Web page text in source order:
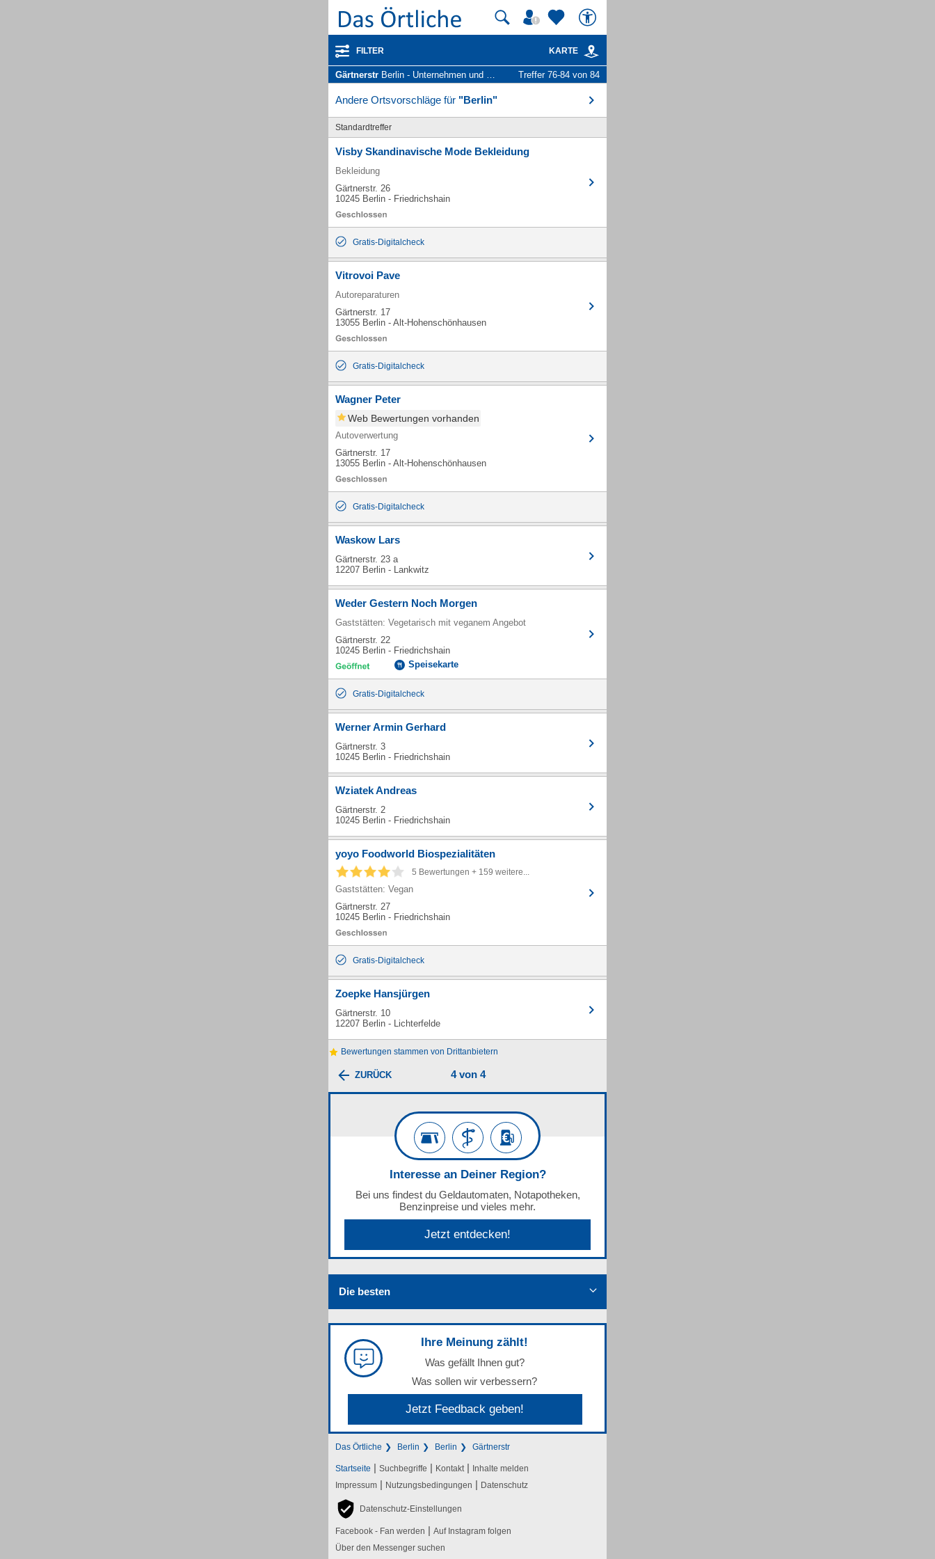
FILTER KARTE
Gärtnerstr Berlin - Unternehmen und Personen Treffer 76-84 von 84
Andere Ortsvorschläge für "Berlin"
Standardtreffer
Visby Skandinavische Mode Bekleidung
Bekleidung
Gärtnerstr. 26
10245 Berlin - Friedrichshain
Gratis-Digitalcheck
Vitrovoi Pave
Autoreparaturen
Gärtnerstr. 17
13055 Berlin - Alt-Hohenschönhausen
Gratis-Digitalcheck
Wagner Peter
Web Bewertungen vorhanden
Autoverwertung
Gärtnerstr. 17
13055 Berlin - Alt-Hohenschönhausen
Gratis-Digitalcheck
Waskow Lars
Gärtnerstr. 23 a
12207 Berlin - Lankwitz
Weder Gestern Noch Morgen
Gaststätten: Vegetarisch mit veganem Angebot
Gärtnerstr. 22
10245 Berlin - Friedrichshain
Speisekarte
Gratis-Digitalcheck
Werner Armin Gerhard
Gärtnerstr. 3
10245 Berlin - Friedrichshain
Wziatek Andreas
Gärtnerstr. 2
10245 Berlin - Friedrichshain
yoyo Foodworld Biospezialitäten
5 Bewertungen + 159 weitere...
Gaststätten: Vegan
Gärtnerstr. 27
10245 Berlin - Friedrichshain
Gratis-Digitalcheck
Zoepke Hansjürgen
Gärtnerstr. 10
12207 Berlin - Lichterfelde
Bewertungen stammen von Drittanbietern
ZURÜCK 4 von 4
Interesse an Deiner Region?
Bei uns findest du Geldautomaten, Notapotheken,
Benzinpreise und vieles mehr.
Jetzt entdecken!
Die besten
Ihre Meinung zählt!
Was gefällt Ihnen gut?
Was sollen wir verbessern?
Jetzt Feedback geben!
Das Örtliche Berlin Berlin Gärtnerstr
Startseite | Suchbegriffe | Kontakt | Inhalte melden
Impressum | Nutzungsbedingungen | Datenschutz
Datenschutz-Einstellungen
Facebook - Fan werden | Auf Instagram folgen
Über den Messenger suchen